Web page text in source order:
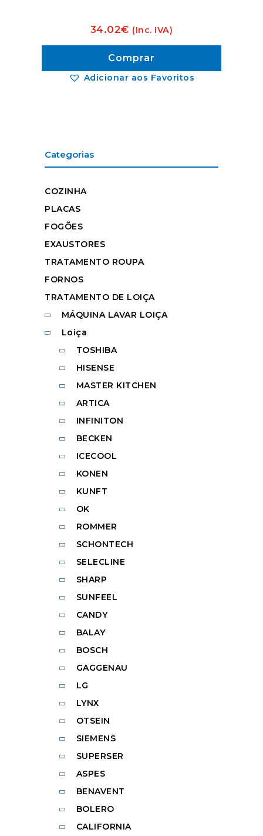
Adicionar aos Favoritos
34.02€ (Inc. IVA)
Comprar
Categorias
COZINHA
PLACAS
FOGÕES
EXAUSTORES
TRATAMENTO ROUPA
FORNOS
TRATAMENTO DE LOIÇA
MÁQUINA LAVAR LOIÇA
Loiça
TOSHIBA
HISENSE
MASTER KITCHEN
ARTICA
INFINITON
BECKEN
ICECOOL
KONEN
KUNFT
OK
ROMMER
SCHONTECH
SELECLINE
SHARP
SUNFEEL
CANDY
BALAY
BOSCH
GAGGENAU
LG
LYNX
OTSEIN
SIEMENS
SUPERSER
ASPES
BENAVENT
BOLERO
CALIFORNIA